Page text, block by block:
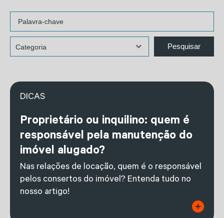
DICAS
Proprietário ou inquilino: quem é
responsável pela manutenção do
imóvel alugado?
Nas relações de locação, quem é o responsável
pelos consertos do imóvel? Entenda tudo no
nosso artigo!